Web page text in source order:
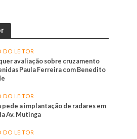
DO LEITOR
avaliação sobre cruzamento
Paula Ferreira com Benedito
DO LEITOR
pede a implantação de radares em
Av. Mutinga
DO LEITOR